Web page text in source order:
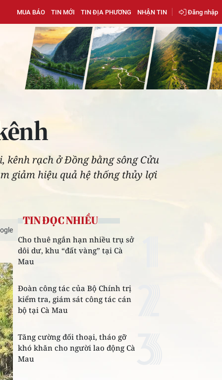
MUA BÁO TIN MỚI TIN ĐỊA PHƯƠNG NHẬN TIN Đăng nhập
kênh rạch ở Đồng bằng sông Cửu
giảm hiệu quả hệ thống thủy lợi
TIN ĐỌC NHIỀU
Cho thuê ngắn hạn nhiều trụ sở
dôi dư, khu “đất vàng” tại Cà
Mau
Đoàn công tác của Bộ Chính trị
kiểm tra, giám sát công tác cán
bộ tại Cà Mau
Tăng cường đối thoại, tháo gỡ
khó khăn cho người lao động Cà
Mau